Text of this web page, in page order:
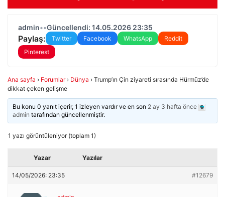
admin••Güncellendi: 14.05.2026 23:35
Paylaş: Twitter Facebook WhatsApp
Reddit
Pinterest
Ana sayfa › Forumlar › Dünya › Trump’ın Çin ziyareti sırasında Hürmüz’de
dikkat çeken gelişme
Bu konu 0 yanıt içerir, 1 izleyen vardır ve en son 2 ay 3 hafta önce
admin tarafından güncellenmiştir.
1 yazı görüntüleniyor (toplam 1)
Yazar Yazılar
14/05/2026: 23:35 #12679